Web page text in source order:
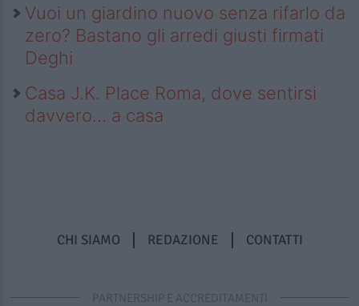
Vuoi un giardino nuovo senza rifarlo da
zero? Bastano gli arredi giusti firmati
Deghi
Casa J.K. Place Roma, dove sentirsi
davvero… a casa
CHI SIAMO REDAZIONE CONTATTI
PARTNERSHIP E ACCREDITAMENTI